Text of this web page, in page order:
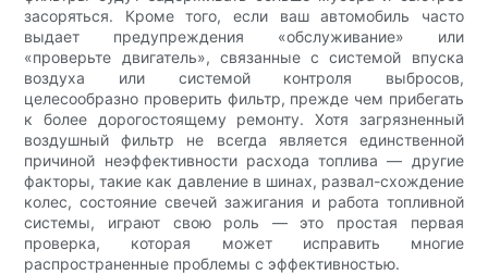
засоряться. Кроме того, если ваш автомобиль часто
выдает предупреждения «обслуживание» или
«проверьте двигатель», связанные с системой впуска
воздуха или системой контроля выбросов,
целесообразно проверить фильтр, прежде чем прибегать
к более дорогостоящему ремонту. Хотя загрязненный
воздушный фильтр не всегда является единственной
причиной неэффективности расхода топлива — другие
факторы, такие как давление в шинах, развал-схождение
колес, состояние свечей зажигания и работа топливной
системы, играют свою роль — это простая первая
проверка, которая может исправить многие
распространенные проблемы с эффективностью.